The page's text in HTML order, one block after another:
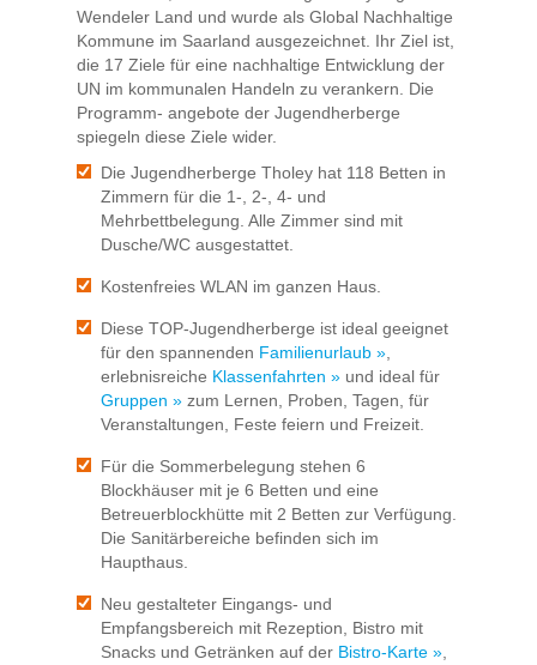
Wendeler Land und wurde als Global Nachhaltige
Kommune im Saarland ausgezeichnet. Ihr Ziel ist,
die 17 Ziele für eine nachhaltige Entwicklung der
UN im kommunalen Handeln zu verankern. Die
Programm- angebote der Jugendherberge
spiegeln diese Ziele wider.
Die Jugendherberge Tholey hat 118 Betten in
Zimmern für die 1-, 2-, 4- und
Mehrbettbelegung. Alle Zimmer sind mit
Dusche/WC ausgestattet.
Kostenfreies WLAN im ganzen Haus.
Diese TOP-Jugendherberge ist ideal geeignet
für den spannenden Familienurlaub »,
erlebnisreiche Klassenfahrten » und ideal für
Gruppen » zum Lernen, Proben, Tagen, für
Veranstaltungen, Feste feiern und Freizeit.
Für die Sommerbelegung stehen 6
Blockhäuser mit je 6 Betten und eine
Betreuerblockhütte mit 2 Betten zur Verfügung.
Die Sanitärbereiche befinden sich im
Haupthaus.
Neu gestalteter Eingangs- und
Empfangsbereich mit Rezeption, Bistro mit
Snacks und Getränken auf der Bistro-Karte »,